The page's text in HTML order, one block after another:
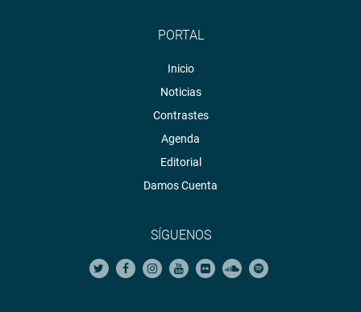
PORTAL
Inicio
Noticias
Contrastes
Agenda
Editorial
Damos Cuenta
SÍGUENOS